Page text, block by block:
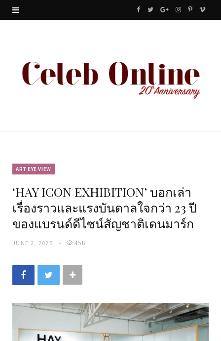
F
e
b
T
t
G
g
l
I
t
a
P
t
e
V
ART EYE VIEW
‘HAY ICON EXHIBITION’ บอกเล่า
เรื่องราวและแรงบันดาลใจกว่า 23 ปี
ของแบรนด์ดีไซน์สัญชาติเดนมาร์ก
JUNE 2, 2025 458